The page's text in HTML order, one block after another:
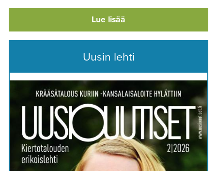
Lue lisää
Uusin lehti